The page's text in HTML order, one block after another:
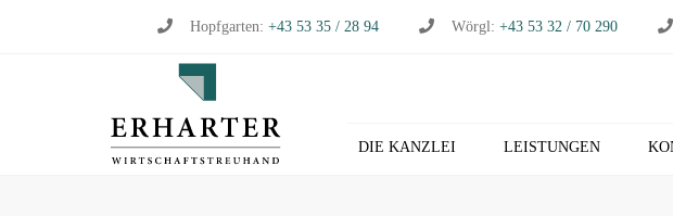
Hopfgarten: +43 53 35 / 28 94 Wörgl: +43 53 32 / 70 290
DIE KANZLEI LEISTUNGEN